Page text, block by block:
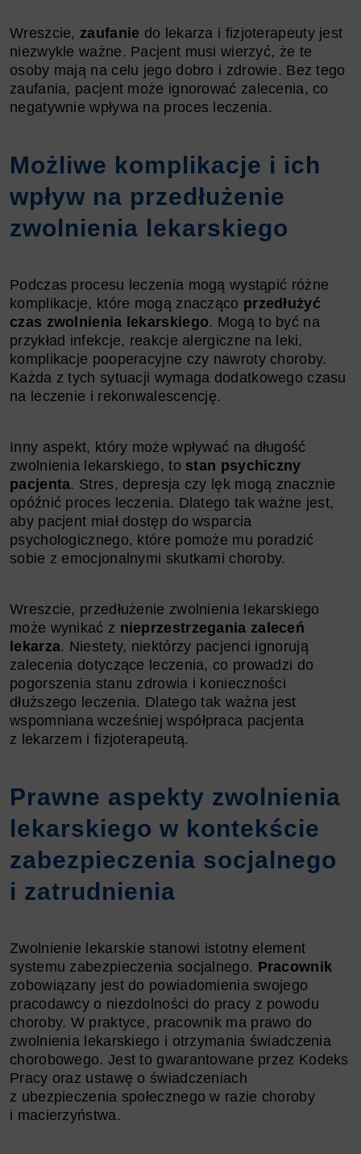
Wreszcie, zaufanie do lekarza i fizjoterapeuty jest
niezwykle ważne. Pacjent musi wierzyć, że te
osoby mają na celu jego dobro i zdrowie. Bez tego
zaufania, pacjent może ignorować zalecenia, co
negatywnie wpływa na proces leczenia.
Możliwe komplikacje i ich
wpływ na przedłużenie
zwolnienia lekarskiego
Podczas procesu leczenia mogą wystąpić różne
komplikacje, które mogą znacząco przedłużyć
czas zwolnienia lekarskiego. Mogą to być na
przykład infekcje, reakcje alergiczne na leki,
komplikacje pooperacyjne czy nawroty choroby.
Każda z tych sytuacji wymaga dodatkowego czasu
na leczenie i rekonwalescencję.
Inny aspekt, który może wpływać na długość
zwolnienia lekarskiego, to stan psychiczny
pacjenta. Stres, depresja czy lęk mogą znacznie
opóźnić proces leczenia. Dlatego tak ważne jest,
aby pacjent miał dostęp do wsparcia
psychologicznego, które pomoże mu poradzić
sobie z emocjonalnymi skutkami choroby.
Wreszcie, przedłużenie zwolnienia lekarskiego
może wynikać z nieprzestrzegania zaleceń
lekarza. Niestety, niektórzy pacjenci ignorują
zalecenia dotyczące leczenia, co prowadzi do
pogorszenia stanu zdrowia i konieczności
dłuższego leczenia. Dlatego tak ważna jest
wspomniana wcześniej współpraca pacjenta
z lekarzem i fizjoterapeutą.
Prawne aspekty zwolnienia
lekarskiego w kontekście
zabezpieczenia socjalnego
i zatrudnienia
Zwolnienie lekarskie stanowi istotny element
systemu zabezpieczenia socjalnego. Pracownik
zobowiązany jest do powiadomienia swojego
pracodawcy o niezdolności do pracy z powodu
choroby. W praktyce, pracownik ma prawo do
zwolnienia lekarskiego i otrzymania świadczenia
chorobowego. Jest to gwarantowane przez Kodeks
Pracy oraz ustawę o świadczeniach
z ubezpieczenia społecznego w razie choroby
i macierzyństwa.